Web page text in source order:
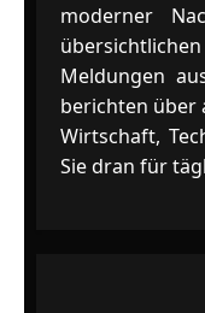
moderner
Meldungen
berichten über
Wirtschaft,
Sie dran für